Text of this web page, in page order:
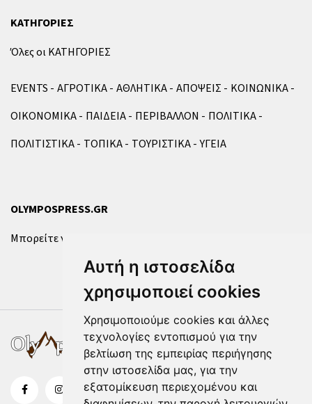
Αυτή η ιστοσελίδα
χρησιμοποιεί cookies
Χρησιμοποιούμε cookies και άλλες
τεχνολογίες εντοπισμού για την
βελτίωση της εμπειρίας περιήγησης
στην ιστοσελίδα μας, για την
εξατομίκευση περιεχομένου και
ΚΑΤΗΓΟΡΙΕΣ
Όλες οι ΚΑΤΗΓΟΡΙΕΣ
EVENTS ΑΓΡΟΤΙΚΑ ΑΘΛΗΤΙΚΑ ΑΠΟΨΕΙΣ
ΚΟΙΝΩΝΙΚΑ
ΟΙΚΟΝΟΜΙΚΑ
ΠΑΙΔΕΙΑ ΠΕΡΙΒΑΛΛΟΝ
ΠΟΛΙΤΙΚΑ
ΠΟΛΙΤΙΣΤΙΚΑ
ΤΟΠΙΚΑ ΤΟΥΡΙΣΤΙΚΑ ΥΓΕΙΑ
OLYMPOSPRESS.GR
Μπορείτε να επικοινωνήσετε μαζί μας μέσω της